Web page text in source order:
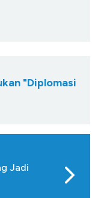
"Diplomasi
Jadi